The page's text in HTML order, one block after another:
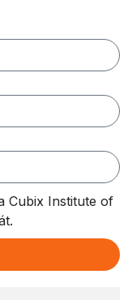
Cubix Institute of